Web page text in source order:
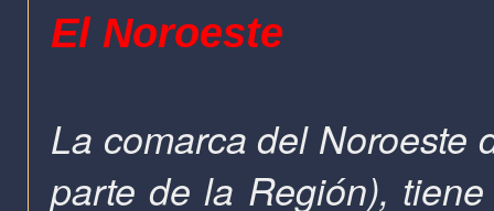
El Noroeste
La comarca del Noroeste
parte de la Región),